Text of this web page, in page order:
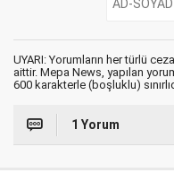
UYARI: Yorumların her türlü
aittir. Mepa News, yapılan
600 karakterle (boşluklu)
1 Yorum